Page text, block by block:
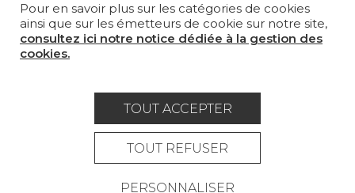
Carrière Contact
Lexique
données
Condtions générales de vente
Espace presse
Pour en savoir plus sur les catégories de cookies
ainsi que sur les émetteurs de cookie sur notre site,
consultez ici notre notice dédiée à la gestion des
cookies.
TOUT ACCEPTER
TOUT REFUSER
PERSONNALISER